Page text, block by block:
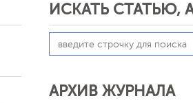
ИСКАТЬ СТАТЬЮ,
АРХИВ ЖУРНАЛА